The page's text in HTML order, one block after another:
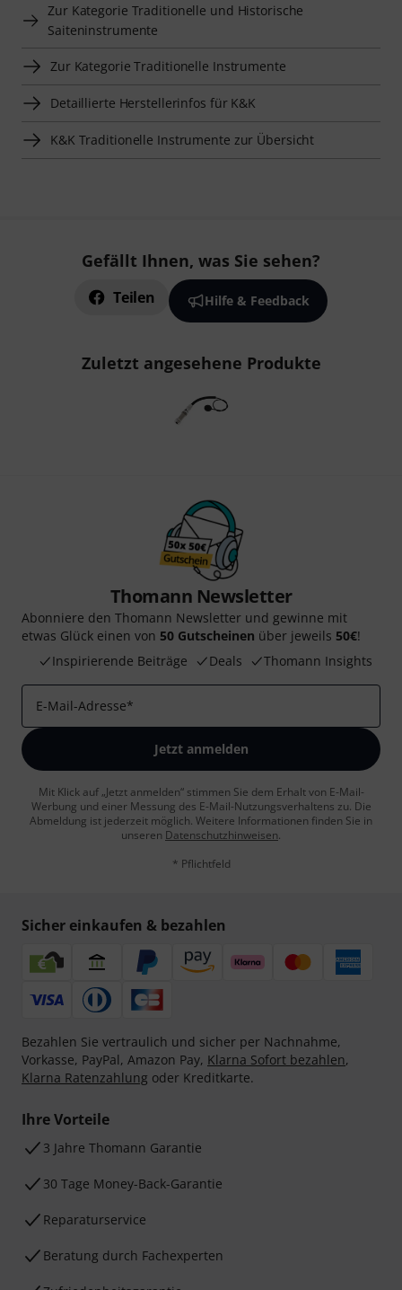
Zur Kategorie Traditionelle und Historische
Saiteninstrumente
Zur Kategorie Traditionelle Instrumente
Detaillierte Herstellerinfos für K&K
K&K Traditionelle Instrumente zur Übersicht
Gefällt Ihnen, was Sie sehen?
Teilen Hilfe & Feedback
Zuletzt angesehene Produkte
Thomann Newsletter
Abonniere den Thomann Newsletter und gewinne mit
etwas Glück einen von 50 Gutscheinen über jeweils 50€!
Inspirierende Beiträge
Deals Thomann Insights
E-Mail-Adresse*
Jetzt anmelden
Mit Klick auf „Jetzt anmelden“ stimmen Sie dem Erhalt von E-Mail-
Werbung und einer Messung des E-Mail-Nutzungsverhaltens zu. Die
Abmeldung ist jederzeit möglich. Weitere Informationen finden Sie in
unseren Datenschutzhinweisen.
* Pflichtfeld
Sicher einkaufen & bezahlen
Bezahlen Sie vertraulich und sicher per Nachnahme,
Vorkasse, PayPal, Amazon Pay, Klarna Sofort bezahlen,
Klarna Ratenzahlung oder Kreditkarte.
Ihre Vorteile
3 Jahre Thomann Garantie
30 Tage Money-Back-Garantie
Reparaturservice
Beratung durch Fachexperten